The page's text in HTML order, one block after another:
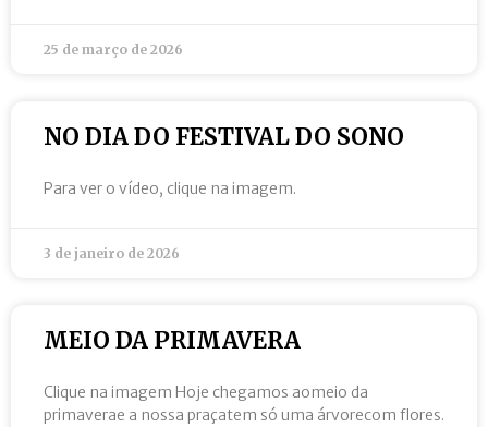
25 de março de 2026
NO DIA DO FESTIVAL DO SONO
Para ver o vídeo, clique na imagem.
3 de janeiro de 2026
MEIO DA PRIMAVERA
Clique na imagem Hoje chegamos aomeio da
primaverae a nossa praçatem só uma árvorecom flores.